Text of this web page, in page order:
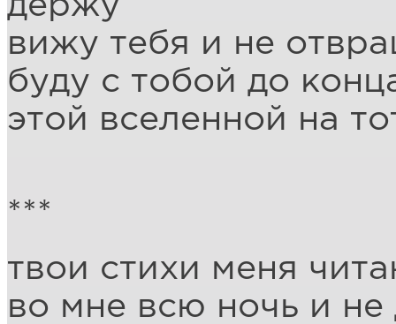
вижу тебя и не
буду с тобой до
этой вселенной на
***
твои стихи меня
во мне всю ночь и не